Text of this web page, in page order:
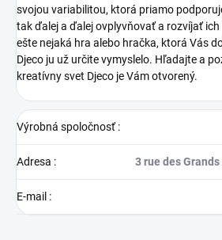
svojou variabilitou, ktorá priamo
tak ďalej a ďalej ovplyvňovať a rozvíjať
ešte nejaká hra alebo hračka, ktorá Vás
Djeco ju už určite vymyslelo. Hľadajte a
kreatívny svet Djeco je Vám otvorený.
Výrobná spoločnosť:
Adresa : 3 rue des
E-mail :